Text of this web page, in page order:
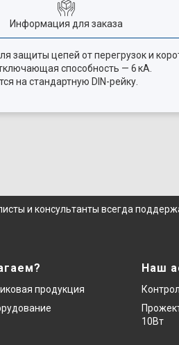
Информация для заказа
защиты цепей от перегрузок и
способность — 6 кА.
на стандартную DIN-рейку.
и консультанты всегда
продукция
Наш
10Вт